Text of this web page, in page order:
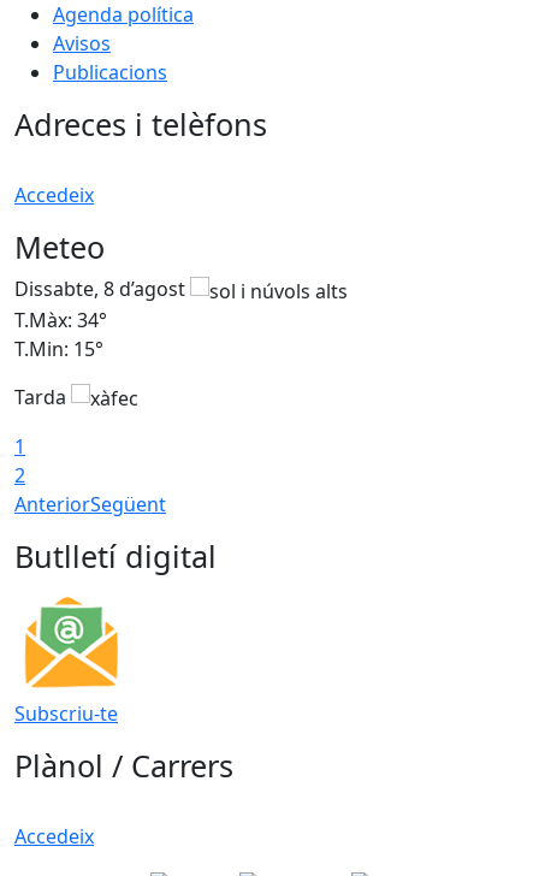
Agenda política
Avisos
Publicacions
Adreces i telèfons
Accedeix
Meteo
Dissabte, 8 d’agost
T.Màx: 34°
T.Min: 15°
Tarda
1
2
AnteriorSegüent
Butlletí digital
Subscriu-te
Plànol / Carrers
Accedeix